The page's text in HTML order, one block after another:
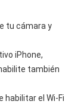
tu cámara y
iPhone,
también
habilitar el Wi-Fi